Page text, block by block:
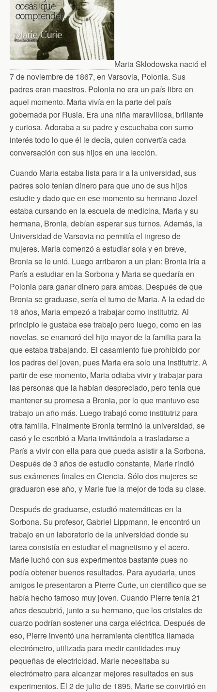
n
d
l
y
Maria Sklodowska nació el
7 de noviembre de 1867, en Varsovia, Polonia. Sus
padres eran maestros. Polonia no era un país libre en
aquel momento. Maria vivía en la parte del país
gobernada por Rusia. Era una niña maravillosa, brillante
y curiosa. Adoraba a su padre y escuchaba con sumo
interés todo lo que él le decía, quien convertía cada
conversación con sus hijos en una lección.
Cuando Maria estaba lista para ir a la universidad, sus
padres solo tenían dinero para que uno de sus hijos
estudie y dado que en ese momento su hermano Jozef
estaba cursando en la escuela de medicina, Maria y su
hermana, Bronia, debían esperar sus turnos. Además, la
Universidad de Varsovia no permitía el ingreso de
mujeres. Maria comenzó a estudiar sola y en breve,
Bronia se le unió. Luego arribaron a un plan: Bronia iría a
París a estudiar en la Sorbona y Maria se quedaría en
Polonia para ganar dinero para ambas. Después de que
Bronia se graduase, sería el turno de Maria. A la edad de
18 años, Maria empezó a trabajar como institutriz. Al
principio le gustaba ese trabajo pero luego, como en las
novelas, se enamoró del hijo mayor de la familia para la
que estaba trabajando. El casamiento fue prohibido por
los padres del joven, pues Maria era solo una institutriz. A
partir de ese momento, Maria odiaba vivir y trabajar para
las personas que la habían despreciado, pero tenía que
mantener su promesa a Bronia, por lo que mantuvo ese
trabajo un año más. Luego trabajó como institutriz para
otra familia. Finalmente Bronia terminó la universidad, se
casó y le escribió a Maria invitándola a trasladarse a
París a vivir con ella para que pueda asistir a la Sorbona.
Después de 3 años de estudio constante, Marie rindió
sus exámenes finales en Ciencia. Sólo dos mujeres se
graduaron ese año, y Marie fue la mejor de toda su clase.
Después de graduarse, estudió matemáticas en la
Sorbona. Su profesor, Gabriel Lippmann, le encontró un
trabajo en un laboratorio de la universidad donde su
tarea consistía en estudiar el magnetismo y el acero.
Marie luchó con sus experimentos bastante pues no
podía obtener buenos resultados. Para ayudarla, unos
amigos le presentaron a Pierre Curie, un científico que se
había hecho famoso muy joven. Cuando Pierre tenía 21
años descubrió, junto a su hermano, que los cristales de
cuarzo podrían sostener una carga eléctrica. Después de
eso, Pierre inventó una herramienta científica llamada
electrómetro, utilizada para medir cantidades muy
pequeñas de electricidad. Marie necesitaba su
electrómetro para alcanzar mejores resultados en sus
experimentos. El 2 de julio de 1895, Marie se convirtió en